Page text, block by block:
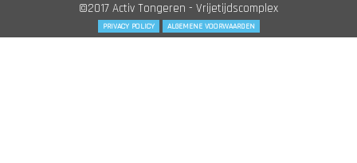
©2017 Activ Tongeren - Vrijetijdscomplex
PRIVACY POLICY ALGEMENE VOORWAARDEN